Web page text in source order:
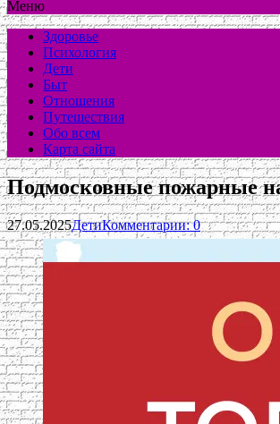
Меню
Здоровье
Психология
Дети
Быт
Отношения
Путешествия
Обо всем
Карта сайта
Подмосковные пожарные
27.05.2025ДетиКомментарии: 0